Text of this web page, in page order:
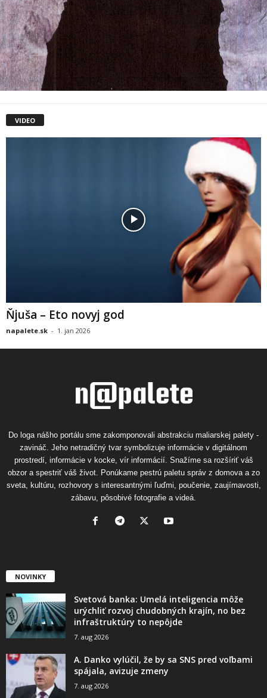
VIDEO
Ňjuša – Eto novyj god
napalete.sk - 1. jan 2026
Do loga nášho portálu sme zakomponovali abstrakciu maliarskej palety -
zavináč. Jeho netradičný tvar symbolizuje informácie v digitálnom
prostredí, informácie v kocke, vír informácií. Snažíme sa rozšíriť váš
obzor a spestriť váš život. Ponúkame pestrú paletu správ z domova a zo
sveta, kultúru, rozhovory s interesantnými ľuďmi, poučenie, zaujímavosti,
zábavu, pôsobivé fotografie a videá.
NOVINKY
Svetová banka: Umelá inteligencia môže
urýchliť rozvoj chudobných krajín, no bez
infraštruktúry to nepôjde
7. aug 2026
A. Danko vylúčil, že by sa SNS pred voľbami
spájala, avizuje zmeny
7. aug 2026